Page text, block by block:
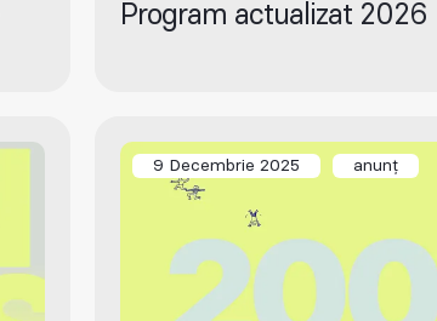
Program actualizat 2026
9 Decembrie 2025 anunț